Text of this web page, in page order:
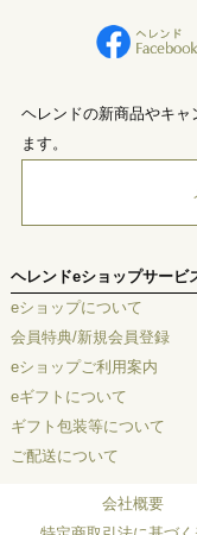
ヘレンドの新商品やキャ
ます。
ヘレンドeショップサービ
eショップについて
会員特典/新規会員登録
eショップご利用案内
eギフトについて
ギフト包装等について
ご配送について
会社概要